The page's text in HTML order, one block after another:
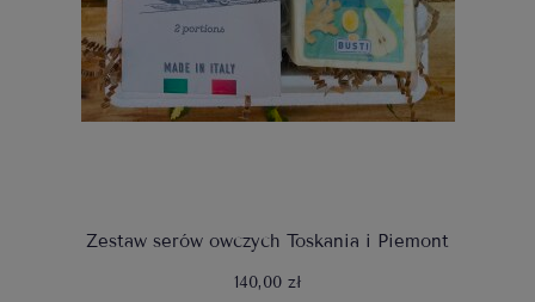
Zestaw serów owczych Toskania i Piemont
140,00 zł